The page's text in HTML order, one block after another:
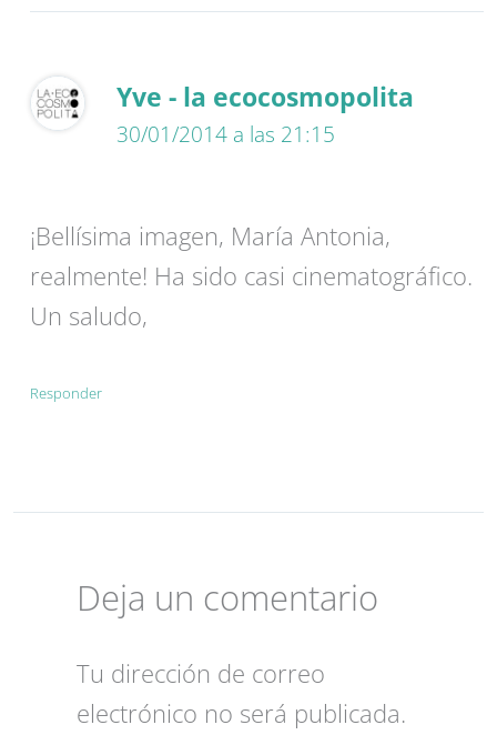
Yve - la ecocosmopolita
30/01/2014 a las 21:15
¡Bellísima imagen, María Antonia,
realmente! Ha sido casi cinematográfico.
Un saludo,
Responder
Deja un comentario
Tu dirección de correo
electrónico no será publicada.